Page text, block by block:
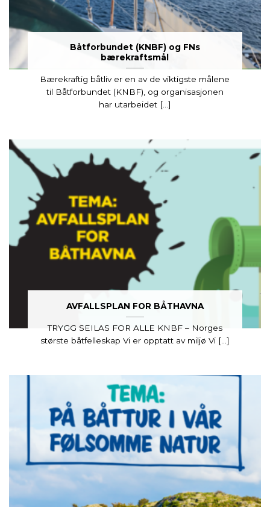
Båtforbundet (KNBF) og FNs
bærekraftsmål
Bærekraftig båtliv er en av de viktigste målene
til Båtforbundet (KNBF), og organisasjonen
har utarbeidet [...]
AVFALLSPLAN FOR BÅTHAVNA
TRYGG SEILAS FOR ALLE KNBF – Norges
største båtfelleskap Vi er opptatt av miljø Vi [...]